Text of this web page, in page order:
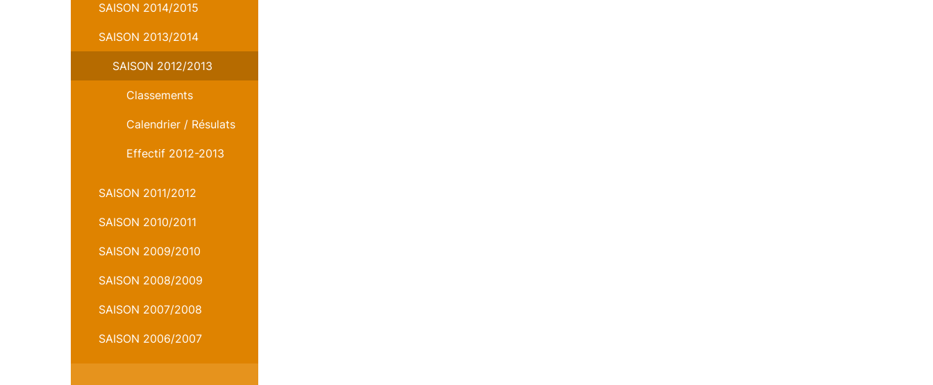
SAISON 2014/2015
SAISON 2013/2014
SAISON 2012/2013
Classements
Calendrier / Résulats
Effectif 2012-2013
SAISON 2011/2012
SAISON 2010/2011
SAISON 2009/2010
SAISON 2008/2009
SAISON 2007/2008
SAISON 2006/2007